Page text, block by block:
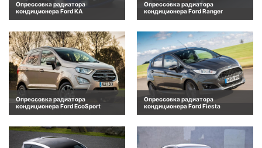
Опрессовка радиатора
кондиционера Ford KA
Опрессовка радиатора
кондиционера Ford Ranger
Опрессовка радиатора
кондиционера Ford EcoSport
Опрессовка радиатора
кондиционера Ford Fiesta